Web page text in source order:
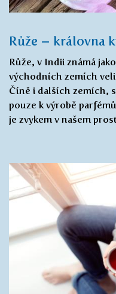
Růže – královna
Růže, v Indii známá
východních zemích
Číně i dalších zemích,
pouze k výrobě
je zvykem v našem